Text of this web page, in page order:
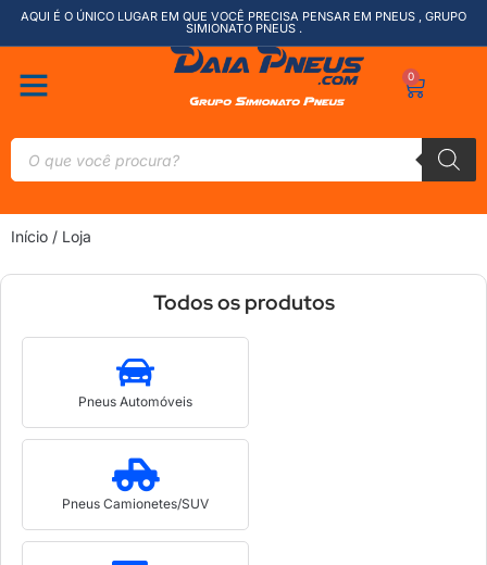
AQUI É O ÚNICO LUGAR EM QUE VOCÊ PRECISA PENSAR EM PNEUS , GRUPO
SIMIONATO PNEUS .
0
Início / Loja
Todos os produtos
Pneus Automóveis
Pneus Camionetes/SUV